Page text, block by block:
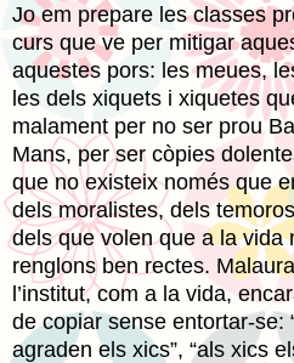
Jo em prepare les classes
curs que ve per mitigar
aquestes pors: les meues,
les dels xiquets i xiquetes
malament per no ser prou
Mans, per ser còpies
que no existeix només que
dels moralistes, dels
dels que volen que a la vida
renglons ben rectes.
l’institut, com a la vida,
de copiar sense entortar-se:
agraden els xics”, “als xics